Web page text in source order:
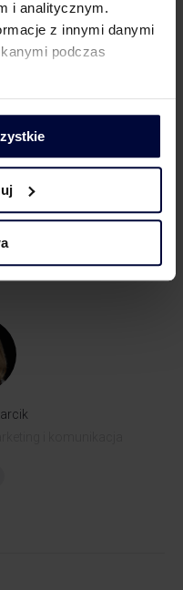
i analitycznym.
z innymi danymi
podczas